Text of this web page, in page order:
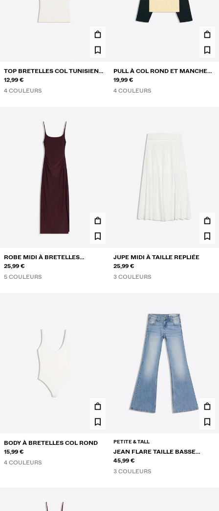
TOP BRETELLES COL TUNISIEN
DENTELLE
12,99 €
4 COULEURS
PULL À COL ROND ET MANCHES
RAGLAN
19,99 €
4 COULEURS
ROBE MIDI À BRETELLES
FRONCÉE
25,99 €
5 COULEURS
JUPE MIDI À TAILLE REPLIÉE
25,99 €
3 COULEURS
BODY À BRETELLES COL ROND
15,99 €
4 COULEURS
PETITE & TALL
JEAN FLARE TAILLE BASSE
BRODÉ
45,99 €
3 COULEURS